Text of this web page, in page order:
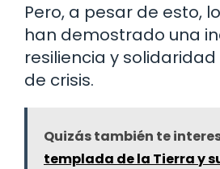
Pero, a pesar de esto,
han demostrado una
resiliencia y
de crisis.
Quizás también te
templada de la Tierra y